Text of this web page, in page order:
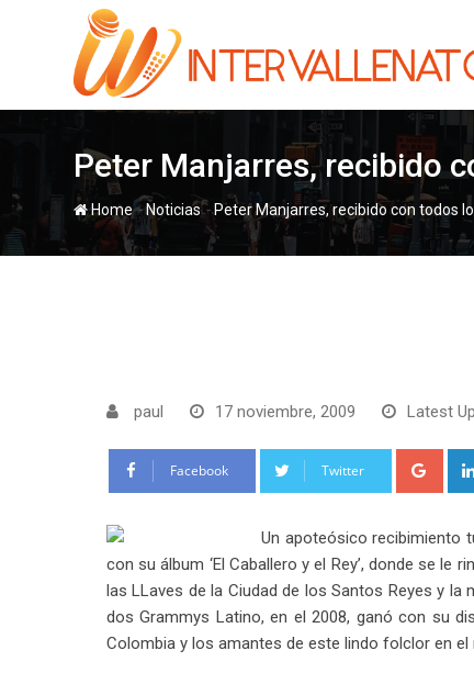
Peter Manjarres, recibido
Home-Noticias-Peter Manjarres, recibido con todos
paul 17 noviembre, 2009 Latest
Facebook Twitter
Un apoteósico recibimiento
con su álbum ‘El Caballero y el Rey’, donde se
las LLaves de la Ciudad de los Santos Reyes y la
dos Grammys Latino, en el 2008, ganó con su
Colombia y los amantes de este lindo folclor en el